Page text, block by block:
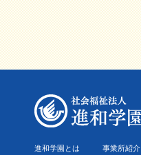
進和学園とは 事業所紹介